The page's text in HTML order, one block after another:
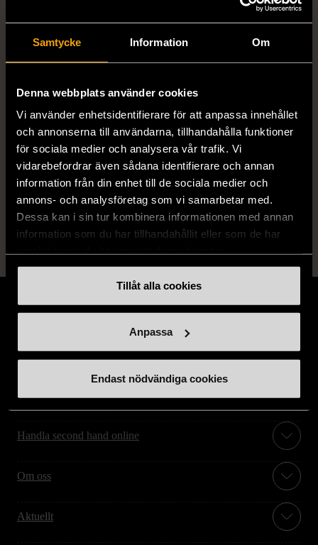
Samtycke Information Om
Denna webbplats använder cookies
Vi använder enhetsidentifierare för att anpassa innehållet
och annonserna till användarna, tillhandahålla funktioner
för sociala medier och analysera vår trafik. Vi
vidarebefordrar även sådana identifierare och annan
information från din enhet till de sociala medier och
annons- och analysföretag som vi samarbetar med.
Dessa kan i sin tur kombinera informationen med annan
information som du har tillhandahållit eller som de har
Tillåt alla cookies
Anpassa
Endast nödvändiga cookies
Författare Kazu Kibuishi
ISBN Se bild
Produkten är sparsamt använd, är av fin
kvalitet och ska inte ha några skador eller
förslitningar.
Läs mer om hur vi bedömer
Stöd oss
Hitta till oss
Handla second hand online
Om oss
Aktuellt